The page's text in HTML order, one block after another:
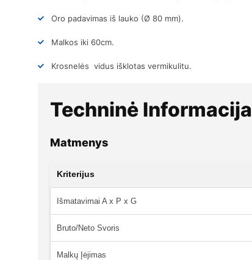
Oro padavimas iš lauko (Ø 80 mm).
Malkos iki 60cm.
Krosnelės vidus išklotas vermikulitu.
Techninė Informacija
Matmenys
Kriterijus
Išmatavimai A x P x G
Bruto/Neto Svoris
Malkų Įėjimas